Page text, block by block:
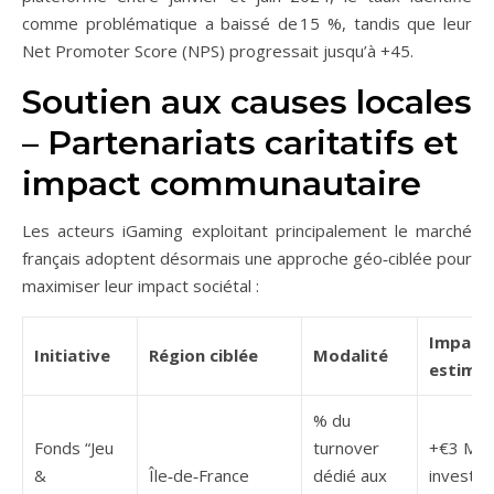
comme problématique a baissé de 15 %, tandis que leur
Net Promoter Score (NPS) progressait jusqu’à +45.
Soutien aux causes locales
– Partenariats caritatifs et
impact communautaire
Les acteurs iGaming exploitant principalement le marché
français adoptent désormais une approche géo‑ciblée pour
maximiser leur impact sociétal :
Initiative Région ciblée Modalité
Impact
estimé
Fonds “Jeu
&
Île‑de‑France
% du
turnover
dédié aux
+€3 M
investis